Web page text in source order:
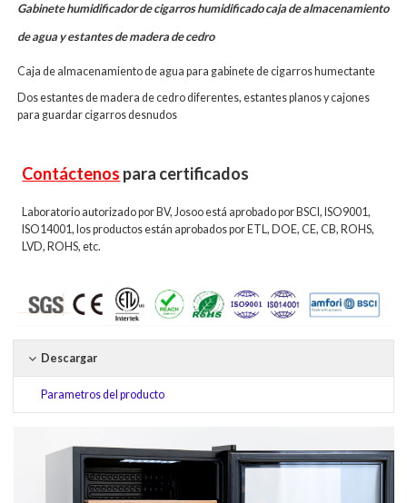
Gabinete humidificador de cigarros humidificado caja de almacenamiento
de agua y estantes de madera de cedro
Caja de almacenamiento de agua para gabinete de cigarros humectante
Dos estantes de madera de cedro diferentes, estantes planos y cajones
para guardar cigarros desnudos
Contáctenos para certificados
Laboratorio autorizado por BV, Josoo está aprobado por BSCI, ISO9001,
ISO14001, los productos están aprobados por ETL, DOE, CE, CB, ROHS,
LVD, ROHS, etc.
Descargar
Parametros del producto